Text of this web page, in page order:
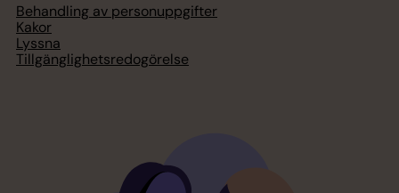
Behandling av personuppgifter
Kakor
Lyssna
Tillgänglighetsredogörelse